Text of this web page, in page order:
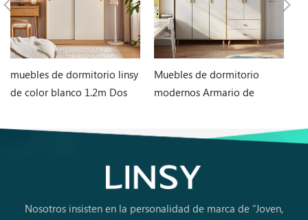
muebles de dormitorio linsy
de color blanco 1.2m Dos
Muebles de dormitorio
modernos Armario de
Nosotros insisten en la personalidad de marca de “Joven,